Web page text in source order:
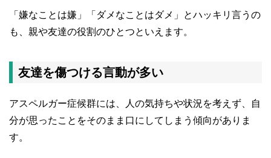
「嫌なことは嫌」「ダメなことはダメ」とハッキリ言うの
も、親や友達の役割のひとつといえます。
友達を傷つける言動が多い
アスペルガー症候群には、人の気持ちや状況を考えず、自
分が思ったことをそのまま口にしてしまう傾向がありま
す。